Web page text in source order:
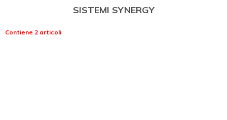
SISTEMI SYNERGY
Contiene 2 articoli